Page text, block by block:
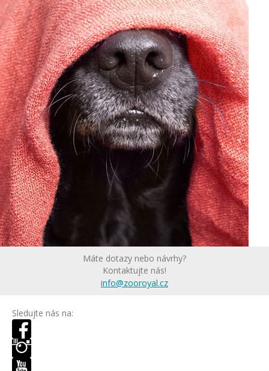
Máte dotazy nebo návrhy?
Kontaktujte nás!
info@zooroyal.cz
Sledujte nás na: